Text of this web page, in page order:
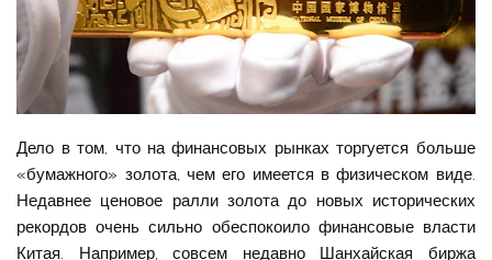
Дело в том, что на финансовых рынках торгуется больше
«бумажного» золота, чем его имеется в физическом виде.
Недавнее ценовое ралли золота до новых исторических
рекордов очень сильно обеспокоило финансовые власти
Китая. Например, совсем недавно Шанхайская биржа